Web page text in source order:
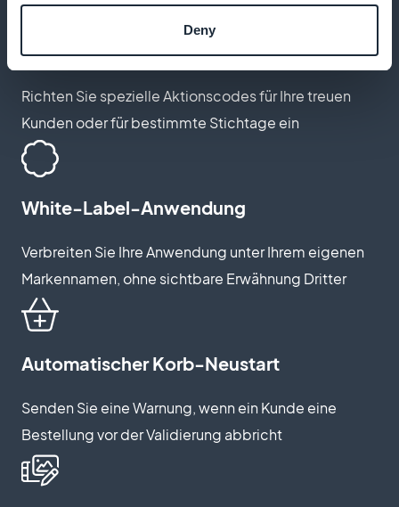
Deny
Kundenspezifische Rabatte
Richten Sie spezielle Aktionscodes für Ihre treuen
Kunden oder für bestimmte Stichtage ein
White-Label-Anwendung
Verbreiten Sie Ihre Anwendung unter Ihrem eigenen
Markennamen, ohne sichtbare Erwähnung Dritter
Automatischer Korb-Neustart
Senden Sie eine Warnung, wenn ein Kunde eine
Bestellung vor der Validierung abbricht